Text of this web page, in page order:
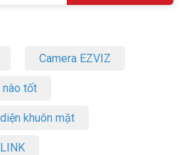
Camera EZVIZ
nào tốt
khuôn mặt